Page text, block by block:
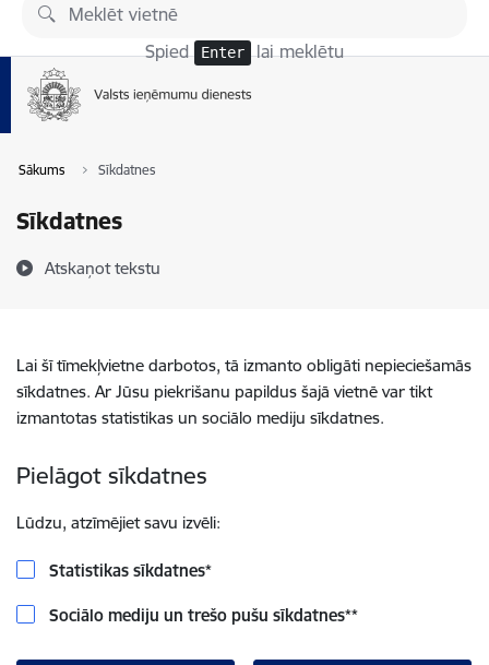
Pāriet uz lapas saturu
Spied Enter lai meklētu
Sākums Sīkdatnes
Sīkdatnes
Atskaņot tekstu
Lai šī tīmekļvietne darbotos, tā izmanto obligāti nepieciešamās
sīkdatnes. Ar Jūsu piekrišanu papildus šajā vietnē var tikt
izmantotas statistikas un sociālo mediju sīkdatnes.
Pielāgot sīkdatnes
Lūdzu, atzīmējiet savu izvēli:
Statistikas sīkdatnes*
Sociālo mediju un trešo pušu sīkdatnes**